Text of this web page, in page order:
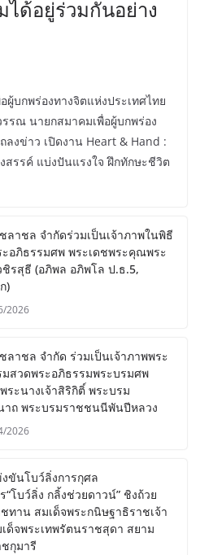
ได้อยู่ร่วมกันอย่าง
ผู้บกพร่องทางจิตแห่งประเทศไทย
รณ นายกสมาคมเพื่อผู้บกพร่อง
ลงข่าว เปิดงาน Heart & Hand :
สรรค์ แบ่งปันแรงใจ ฝึกทักษะชีวิต
ลาชล จำกัดร่วมเป็นเจ้าภาพในพิธี
อภิธรรมศพ พระเดชพระคุณพระ
รสุธี (อภิพล อภิพโล ป.ธ.5,
)
2026
ลาชล จำกัด ร่วมเป็นเจ้าภาพพระ
สวดพระอภิธรรมพระบรมศพ
ระนางเจ้าสิริกิติ์ พระบรม
าถ พระบรมราชชนนีพันปีหลวง
2026
ขันโบว์ลิ่งการกุศล
“โบว์ลิ่ง กลิ้งช่วยดาวน์” ชิงถ้วย
ทาน สมเด็จพระกนิษฐาธิราชเจ้า
ด็จพระเทพรัตนราชสุดา สยาม
กุมารี